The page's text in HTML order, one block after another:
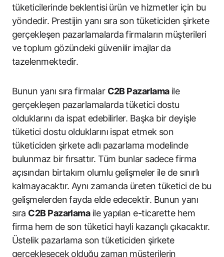
tüketicilerinde beklentisi ürün ve hizmetler için bu
yöndedir. Prestijin yanı sıra son tüketiciden şirkete
gerçekleşen pazarlamalarda firmaların müşterileri
ve toplum gözündeki güvenilir imajlar da
tazelenmektedir.
Bunun yanı sıra firmalar C2B Pazarlamaile
gerçekleşen pazarlamalarda tüketici dostu
olduklarını da ispat edebilirler. Başka bir deyişle
tüketici dostu olduklarını ispat etmek son
tüketiciden şirkete adlı pazarlama modelinde
bulunmaz bir fırsattır. Tüm bunlar sadece firma
açısından birtakım olumlu gelişmeler ile de sınırlı
kalmayacaktır. Aynı zamanda üreten tüketici de bu
gelişmelerden fayda elde edecektir. Bunun yanı
sıra C2B Pazarlamaile yapılan e-ticarette hem
firma hem de son tüketici hayli kazançlı çıkacaktır.
Üstelik pazarlama son tüketiciden şirkete
gerçekleşecek olduğu zaman müşterilerin